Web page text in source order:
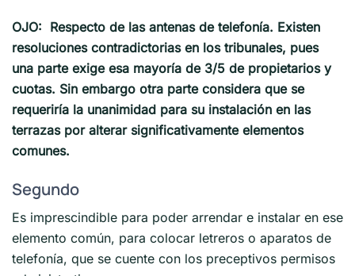
OJO: Respecto de las antenas de telefonía. Existen
resoluciones contradictorias en los tribunales, pues
una parte exige esa mayoría de 3/5 de propietarios y
cuotas. Sin embargo otra parte considera que se
requeriría la unanimidad para su instalación en las
terrazas por alterar significativamente elementos
comunes.
Segundo
Es imprescindible para poder arrendar e instalar en ese
elemento común, para colocar letreros o aparatos de
telefonía, que se cuente con los preceptivos permisos